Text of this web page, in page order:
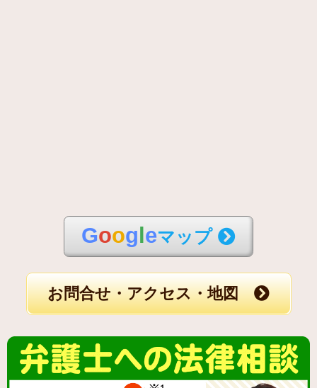
Googleマップ
お問合せ・アクセス・地図